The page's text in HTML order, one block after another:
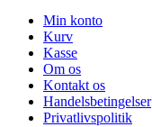
Min konto
Kurv
Kasse
Om os
Kontakt os
Handelsbetingelser
Privatlivspolitik